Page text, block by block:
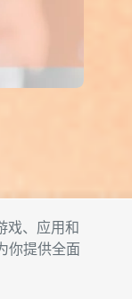
戏、应用和
你提供全面